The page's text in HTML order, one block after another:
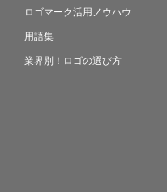
ロゴマーク活用ノウハウ
用語集
業界別！ロゴの選び方